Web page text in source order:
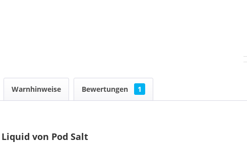
Warnhinweise Bewertungen 1
von Pod Salt